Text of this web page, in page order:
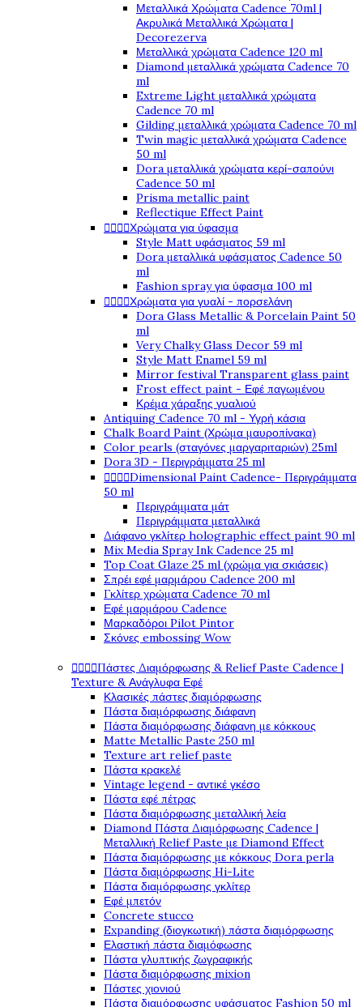
Μεταλλικά Χρώματα Cadence 70ml |
Ακρυλικά Μεταλλικά Χρώματα |
Decorezerva
Μεταλλικά χρώματα Cadence 120 ml
Diamond μεταλλικά χρώματα Cadence 70
ml
Extreme Light μεταλλικά χρώματα
Cadence 70 ml
Gilding μεταλλικά χρώματα Cadence 70 ml
Twin magic μεταλλικά χρώματα Cadence
50 ml
Dora μεταλλικά χρώματα κερί-σαπούνι
Cadence 50 ml
Prisma metallic paint
Reflectique Effect Paint
Χρώματα για ύφασμα
Style Matt υφάσματος 59 ml
Dora μεταλλικά υφάσματος Cadence 50
ml
Fashion spray για ύφασμα 100 ml
Χρώματα για γυαλί - πορσελάνη
Dora Glass Metallic & Porcelain Paint 50
ml
Very Chalky Glass Decor 59 ml
Style Matt Enamel 59 ml
Mirror festival Transparent glass paint
Frost effect paint - Εφέ παγωμένου
Κρέμα χάραξης γυαλιού
Antiquing Cadence 70 ml - Υγρή κάσια
Chalk Board Paint (Χρώμα μαυροπίνακα)
Color pearls (σταγόνες μαργαριταριών) 25ml
Dora 3D - Περιγράμματα 25 ml
Dimensional Paint Cadence- Περιγράμματα
50 ml
Περιγράμματα μάτ
Περιγράμματα μεταλλικά
Διάφανο γκλίτερ holographic effect paint 90 ml
Mix Media Spray Ink Cadence 25 ml
Top Coat Glaze 25 ml (χρώμα για σκιάσεις)
Σπρέι εφέ μαρμάρου Cadence 200 ml
Γκλίτερ χρώματα Cadence 70 ml
Εφέ μαρμάρου Cadence
Μαρκαδόροι Pilot Pintor
Σκόνες embossing Wow
Πάστες Διαμόρφωσης & Relief Paste Cadence |
Texture & Ανάγλυφα Εφέ
Κλασικές πάστες διαμόρφωσης
Πάστα διαμόρφωσης διάφανη
Πάστα διαμόρφωσης διάφανη με κόκκους
Matte Metallic Paste 250 ml
Texture art relief paste
Πάστα κρακελέ
Vintage legend - αντικέ γκέσο
Πάστα εφέ πέτρας
Πάστα διαμόρφωσης μεταλλική λεία
Diamond Πάστα Διαμόρφωσης Cadence |
Μεταλλική Relief Paste με Diamond Effect
Πάστα διαμόρφωσης με κόκκους Dora perla
Πάστα διαμόρφωσης Hi-Lite
Πάστα διαμόρφωσης γκλίτερ
Εφέ μπετόν
Concrete stucco
Expanding (διογκωτική) πάστα διαμόρφωσης
Ελαστική πάστα διαμόφωσης
Πάστα γλυπτικής ζωγραφικής
Πάστα διαμόρφωσης mixion
Πάστες χιονιού
Πάστα διαμόρφωσης υφάσματος Fashion 50 ml